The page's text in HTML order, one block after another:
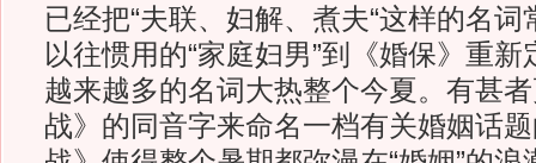
已经把“夫联、妇解、煮夫“这样的名
以往惯用的“家庭妇男”到《婚保》重新
越来越多的名词大热整个今夏。有甚
战》的同音字来命名一档有关婚姻话